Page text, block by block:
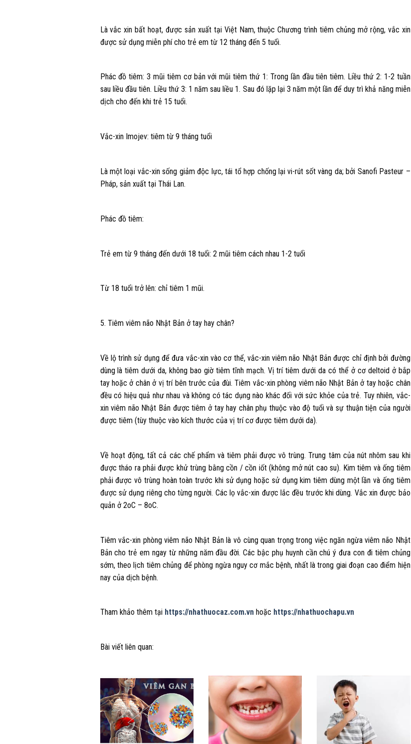
Là vắc xin bất hoạt, được sản xuất tại Việt Nam, thuộc Chương trình tiêm chủng mở rộng, vắc xin
được sử dụng miễn phí cho trẻ em từ 12 tháng đến 5 tuổi.
Phác đồ tiêm: 3 mũi tiêm cơ bản với mũi tiêm thứ 1: Trong lần đầu tiên tiêm. Liều thứ 2: 1-2 tuần
sau liều đầu tiên. Liều thứ 3: 1 năm sau liều 1. Sau đó lặp lại 3 năm một lần để duy trì khả năng miễn
dịch cho đến khi trẻ 15 tuổi.
Vắc-xin Imojev: tiêm từ 9 tháng tuổi
Là một loại vắc-xin sống giảm độc lực, tái tổ hợp chống lại vi-rút sốt vàng da; bởi Sanofi Pasteur –
Pháp, sản xuất tại Thái Lan.
Phác đồ tiêm:
Trẻ em từ 9 tháng đến dưới 18 tuổi: 2 mũi tiêm cách nhau 1-2 tuổi
Từ 18 tuổi trở lên: chỉ tiêm 1 mũi.
5. Tiêm viêm não Nhật Bản ở tay hay chân?
Về lộ trình sử dụng để đưa vắc-xin vào cơ thể, vắc-xin viêm não Nhật Bản được chỉ định bởi đường
dùng là tiêm dưới da, không bao giờ tiêm tĩnh mạch. Vị trí tiêm dưới da có thể ở cơ deltoid ở bắp
tay hoặc ở chân ở vị trí bên trước của đùi. Tiêm vắc-xin phòng viêm não Nhật Bản ở tay hoặc chân
đều có hiệu quả như nhau và không có tác dụng nào khác đối với sức khỏe của trẻ. Tuy nhiên, vắc-
xin viêm não Nhật Bản được tiêm ở tay hay chân phụ thuộc vào độ tuổi và sự thuận tiện của người
được tiêm (tùy thuộc vào kích thước của vị trí cơ được tiêm dưới da).
Về hoạt động, tất cả các chế phẩm và tiêm phải được vô trùng. Trung tâm của nút nhôm sau khi
được tháo ra phải được khử trùng bằng cồn / cồn iốt (không mở nút cao su). Kim tiêm và ống tiêm
phải được vô trùng hoàn toàn trước khi sử dụng hoặc sử dụng kim tiêm dùng một lần và ống tiêm
được sử dụng riêng cho từng người. Các lọ vắc-xin được lắc đều trước khi dùng. Vắc xin được bảo
quản ở 2oC – 8oC.
Tiêm vắc-xin phòng viêm não Nhật Bản là vô cùng quan trọng trong việc ngăn ngừa viêm não Nhật
Bản cho trẻ em ngay từ những năm đầu đời. Các bậc phụ huynh cần chú ý đưa con đi tiêm chủng
sớm, theo lịch tiêm chủng để phòng ngừa nguy cơ mắc bệnh, nhất là trong giai đoạn cao điểm hiện
nay của dịch bệnh.
Tham khảo thêm tại https://nhathuocaz.com.vnhoặc https://nhathuochapu.vn
Bài viết liên quan: